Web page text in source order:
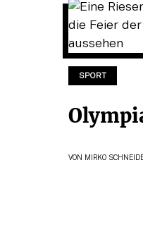
SPORT
VON MIRKO